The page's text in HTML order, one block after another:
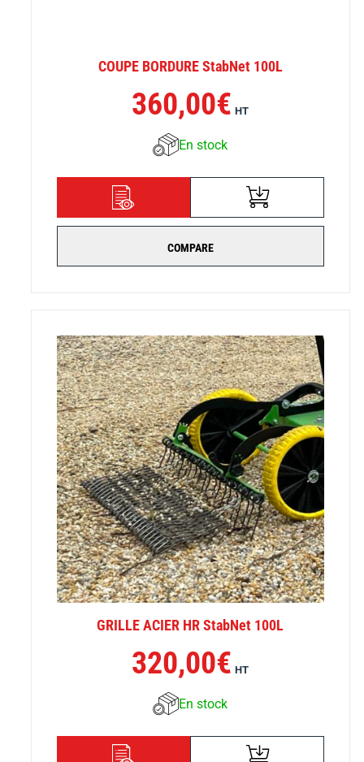
COUPE BORDURE StabNet 100L
360,00€ HT
En stock
COMPARE
AJOUTER AU
DÉTAILS
GRILLE ACIER HR StabNet 100L
320,00€ HT
En stock
AJOUTER AU
DÉTAILS